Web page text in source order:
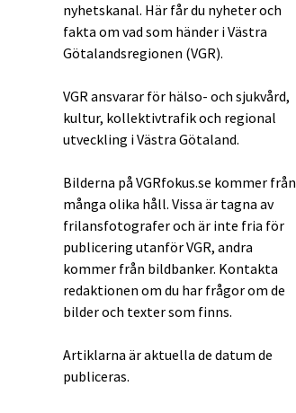
nyhetskanal. Här får du nyheter och
fakta om vad som händer i Västra
Götalandsregionen (VGR).
VGR ansvarar för hälso- och sjukvård,
kultur, kollektivtrafik och regional
utveckling i Västra Götaland.
Bilderna på VGRfokus.se kommer från
många olika håll. Vissa är tagna av
frilansfotografer och är inte fria för
publicering utanför VGR, andra
kommer från bildbanker. Kontakta
redaktionen om du har frågor om de
bilder och texter som finns.
Artiklarna är aktuella de datum de
publiceras.